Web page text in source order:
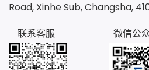
Road, Xinhe Sub, Changsha,
联系客服
微信公